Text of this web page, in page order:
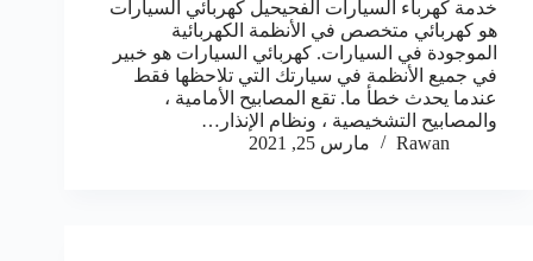
خدمة كهرباء السيارات الفحيحيل كهربائي السيارات
هو كهربائي متخصص في الأنظمة الكهربائية
الموجودة في السيارات. كهربائي السيارات هو خبير
في جميع الأنظمة في سيارتك التي تلاحظها فقط
عندما يحدث خطأ ما. تقع المصابيح الأمامية ،
والمصابيح التشخيصية ، ونظام الإنذار…
Rawan
مارس 25, 2021